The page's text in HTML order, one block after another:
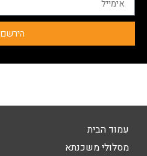
הירשם
עמוד הבית
מסלולי משכנתא